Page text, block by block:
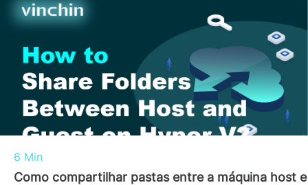
6 Min
Como compartilhar pastas entre a máquina host